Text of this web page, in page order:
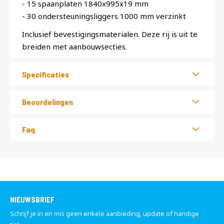
- 15 spaanplaten 1840x995x19 mm
- 30 ondersteuningsliggers 1000 mm verzinkt
Inclusief bevestigingsmaterialen. Deze rij is uit te
breiden met aanbouwsecties.
Specificaties
Beoordelingen
Faq
NIEUWSBRIEF
Schrijf je in en mis geen enkele aanbieding, update of handige